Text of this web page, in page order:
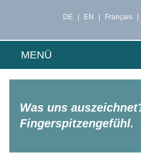
DE EN Français
MENÜ
Was uns
Fingerspitzengefühl.